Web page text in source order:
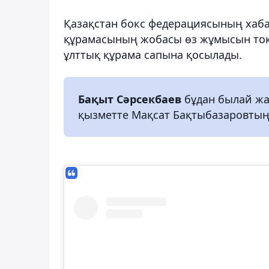
Қазақстан бокс федерациясының
құрамасының жобасы өз жұмысын
ұлттық құрама сапына қосылады.
Бақыт Сәрсекбаев бұдан былай
қызметте Мақсат